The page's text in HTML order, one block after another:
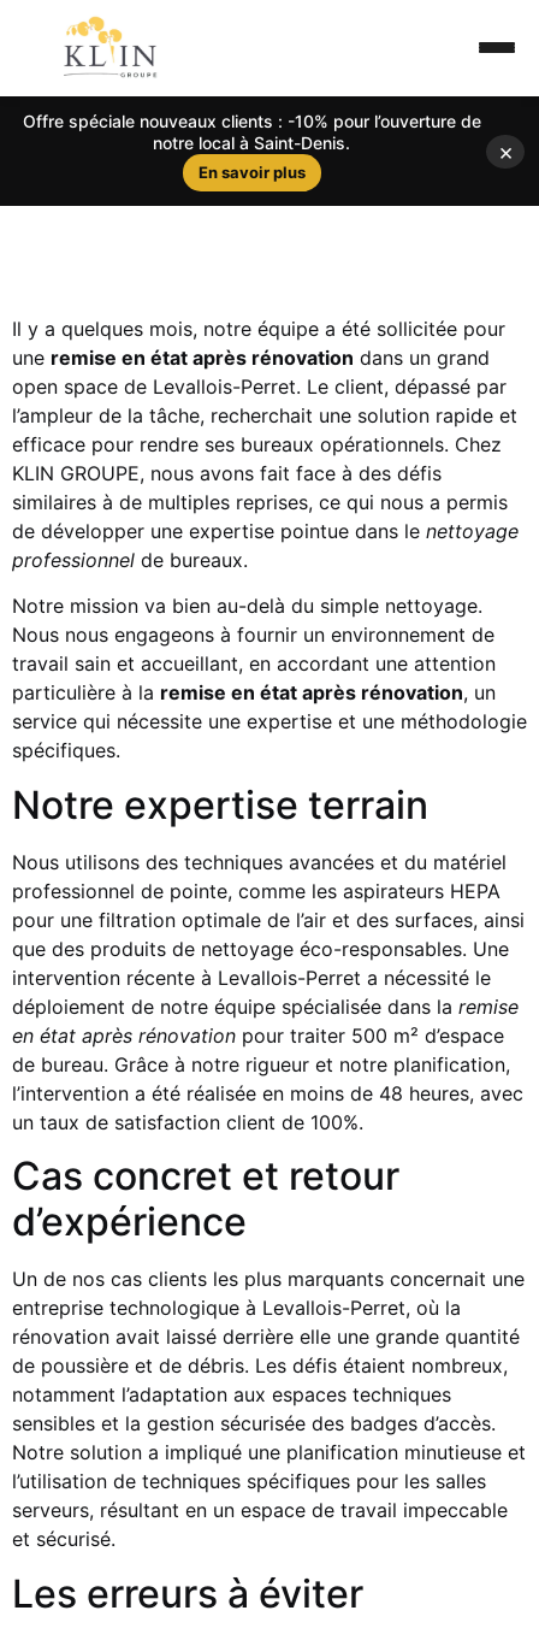
Offre spéciale nouveaux clients : -10% pour l’ouverture de
notre local à Saint-Denis.
En savoir plus
×
Il y a quelques mois, notre équipe a été sollicitée pour
une remise en état après rénovation dans un grand
open space de Levallois-Perret. Le client, dépassé par
l’ampleur de la tâche, recherchait une solution rapide et
efficace pour rendre ses bureaux opérationnels. Chez
KLIN GROUPE, nous avons fait face à des défis
similaires à de multiples reprises, ce qui nous a permis
de développer une expertise pointue dans le nettoyage
professionnel de bureaux.
Notre mission va bien au-delà du simple nettoyage.
Nous nous engageons à fournir un environnement de
travail sain et accueillant, en accordant une attention
particulière à la remise en état après rénovation, un
service qui nécessite une expertise et une méthodologie
spécifiques.
Notre expertise terrain
Nous utilisons des techniques avancées et du matériel
professionnel de pointe, comme les aspirateurs HEPA
pour une filtration optimale de l’air et des surfaces, ainsi
que des produits de nettoyage éco-responsables. Une
intervention récente à Levallois-Perret a nécessité le
déploiement de notre équipe spécialisée dans la remise
en état après rénovation pour traiter 500 m² d’espace
de bureau. Grâce à notre rigueur et notre planification,
l’intervention a été réalisée en moins de 48 heures, avec
un taux de satisfaction client de 100%.
Cas concret et retour
d’expérience
Un de nos cas clients les plus marquants concernait une
entreprise technologique à Levallois-Perret, où la
rénovation avait laissé derrière elle une grande quantité
de poussière et de débris. Les défis étaient nombreux,
notamment l’adaptation aux espaces techniques
sensibles et la gestion sécurisée des badges d’accès.
Notre solution a impliqué une planification minutieuse et
l’utilisation de techniques spécifiques pour les salles
serveurs, résultant en un espace de travail impeccable
et sécurisé.
Les erreurs à éviter